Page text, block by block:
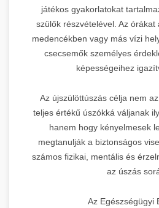
játékos gyakorlatokat
szülők részvételével. Az órákat
medencékben vagy más vízi
csecsemők személyes
képességeihez
Az újszülöttúszás célja nem
teljes értékű úszókká váljanak
hanem hogy kényelmesek
megtanulják a biztonságos
számos fizikai, mentális és
az úszás
Az Egészségügyi